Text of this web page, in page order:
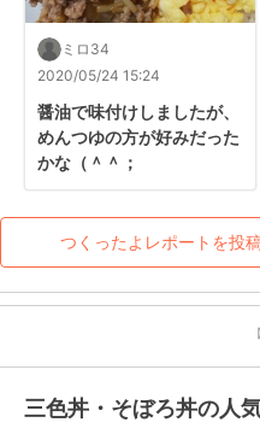
ミロ34
2020/05/24 15:24
醤油で味付けしましたが、
めんつゆの方が好みだった
かな（＾＾；
つくったよレポートを投
三色丼・そぼろ丼の人